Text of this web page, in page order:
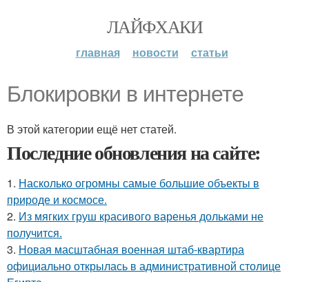
ЛАЙФХАКИ
главная новости статьи
Блокировки в интернете
В этой категории ещё нет статей.
Последние обновления на сайте:
1. Насколько огромны самые большие объекты в
природе и космосе.
2. Из мягких груш красивого варенья дольками не
получится.
3. Новая масштабная военная штаб-квартира
официально открылась в административной столице